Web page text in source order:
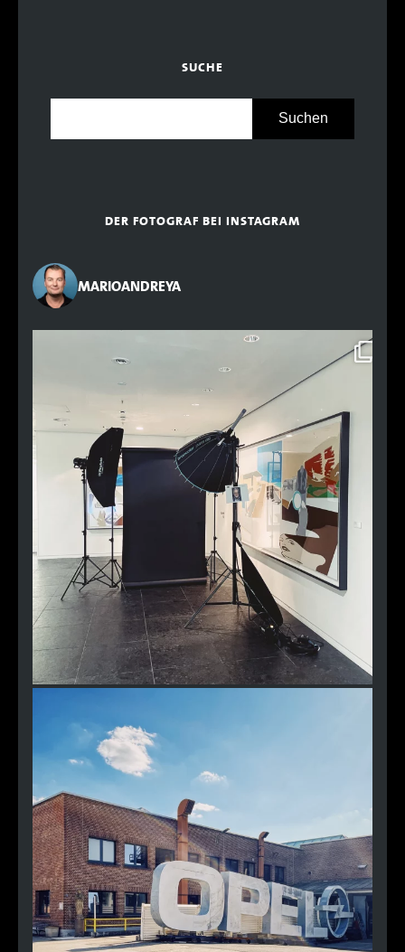
SUCHE
DER FOTOGRAF BEI INSTAGRAM
MARIOANDREYA